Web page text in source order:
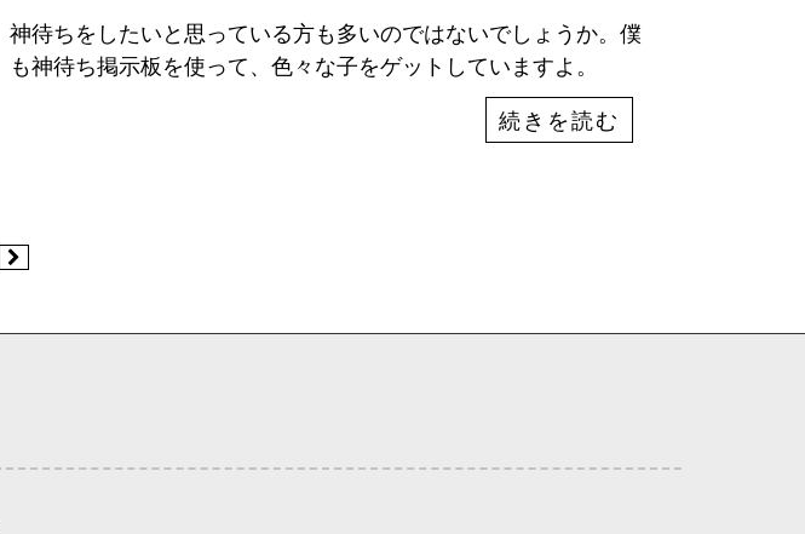
神待ちをしたいと思っている方も多いのではないでしょうか。僕
も神待ち掲示板を使って、色々な子をゲットしていますよ。
続きを読む